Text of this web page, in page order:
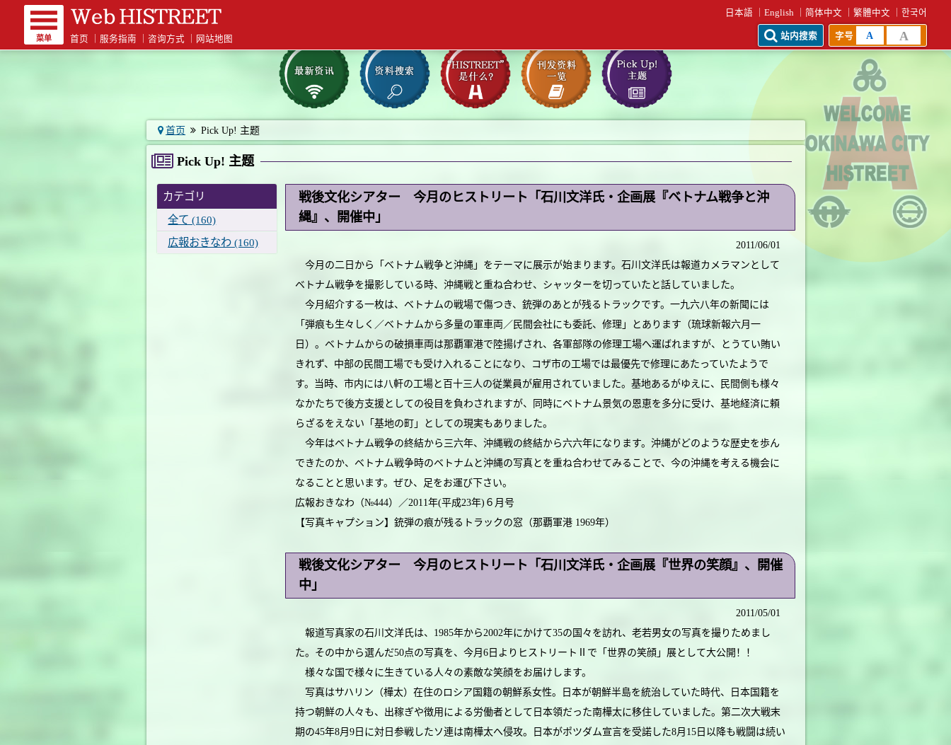
菜单 首页 服务指南 咨询方式 网站地图
日本語 English 简体中文 繁體中文 한국어
站内搜索 字号 A A
首页 Pick Up! 主题
Pick Up! 主题
カテゴリ
全て (160)
広報おきなわ (160)
戦後文化シアター 今月のヒストリート「石川文洋氏・企画展『ベトナム戦争と沖
縄』、開催中」
2011/06/01
今月の二日から「ベトナム戦争と沖縄」をテーマに展示が始まります。石川文洋氏は報道カメラマンとして
ベトナム戦争を撮影している時、沖縄戦と重ね合わせ、シャッターを切っていたと話していました。
今月紹介する一枚は、ベトナムの戦場で傷つき、銃弾のあとが残るトラックです。一九六八年の新聞には
「弾痕も生々しく／ベトナムから多量の軍車両／民間会社にも委託、修理」とあります（琉球新報六月一
日）。ベトナムからの破損車両は那覇軍港で陸揚げされ、各軍部隊の修理工場へ運ばれますが、とうてい賄い
きれず、中部の民間工場でも受け入れることになり、コザ市の工場では最優先で修理にあたっていたようで
す。当時、市内には八軒の工場と百十三人の従業員が雇用されていました。基地あるがゆえに、民間側も様々
なかたちで後方支援としての役目を負わされますが、同時にベトナム景気の恩恵を多分に受け、基地経済に頼
らざるをえない「基地の町」としての現実もありました。
今年はベトナム戦争の終結から三六年、沖縄戦の終結から六六年になります。沖縄がどのような歴史を歩ん
できたのか、ベトナム戦争時のベトナムと沖縄の写真とを重ね合わせてみることで、今の沖縄を考える機会に
なることと思います。ぜひ、足をお運び下さい。
広報おきなわ（№444）／2011年(平成23年)６月号
【写真キャプション】銃弾の痕が残るトラックの窓（那覇軍港 1969年）
戦後文化シアター 今月のヒストリート「石川文洋氏・企画展『世界の笑顔』、開催
中」
2011/05/01
報道写真家の石川文洋氏は、1985年から2002年にかけて35の国々を訪れ、老若男女の写真を撮りためまし
た。その中から選んだ50点の写真を、今月6日よりヒストリートⅡで「世界の笑顔」展として大公開！！
様々な国で様々に生きている人々の素敵な笑顔をお届けします。
写真はサハリン（樺太）在住のロシア国籍の朝鮮系女性。日本が朝鮮半島を統治していた時代、日本国籍を
持つ朝鮮の人々も、出稼ぎや徴用による労働者として日本領だった南樺太に移住していました。第二次大戦末
期の45年8月9日に対日参戦したソ連は南樺太へ侵攻。日本がポツダム宣言を受諾した8月15日以降も戦闘は続い